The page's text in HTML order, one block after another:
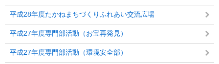
平成28年度たかねまちづくりふれあい交流広場
平成27年度専門部活動（お宝再発見）
平成27年度専門部活動（環境安全部）